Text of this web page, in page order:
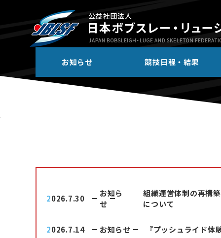
お知らせ 競技日程・結果
2026.7.30
お知ら
せ
組織運営体制の再構
について
2026.7.14 お知らせ 『プッシュライド